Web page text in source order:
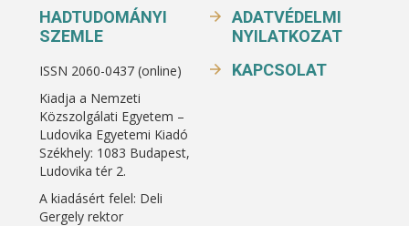
HADTUDOMÁNYI
SZEMLE
ISSN 2060-0437 (online)
Kiadja a Nemzeti
Közszolgálati Egyetem –
Ludovika Egyetemi Kiadó
Székhely: 1083 Budapest,
Ludovika tér 2.
A kiadásért felel: Deli
Gergely rektor
ADATVÉDELMI
NYILATKOZAT
KAPCSOLAT